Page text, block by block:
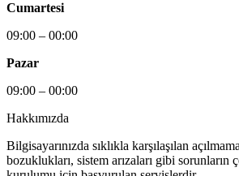
Cumartesi
09:00 – 00:00
Pazar
09:00 – 00:00
Hakkımızda
Bilgisayarınızda sıklıkla karşılaşılan
bozuklukları, sistem arızaları gibi sorunların